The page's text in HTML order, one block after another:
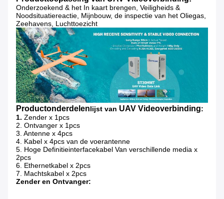
Onderzoekend & het In kaart brengen, Veiligheids &
Noodsituatiereactie, Mijnbouw, de inspectie van het Oliegas,
Zeehavens, Luchttoezicht
Productonderdelenlijst van UAV Videoverbinding:
1. Zender x 1pcs
2. Ontvanger x 1pcs
3. Antenne x 4pcs
4. Kabel x 4pcs van de voerantenne
5. Hoge Definitieinterfacekabel Van verschillende media x
2pcs
6. Ethernetkabel x 2pcs
7. Machtskabel x 2pcs
Zender en Ontvanger: